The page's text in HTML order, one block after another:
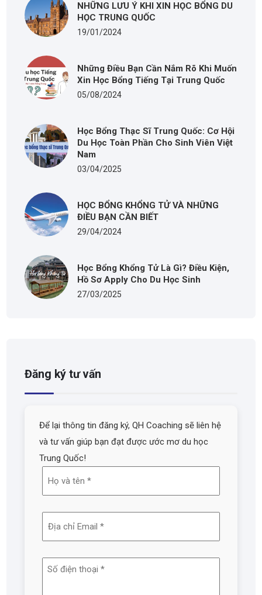
NHỮNG LƯU Ý KHI XIN HỌC BỔNG DU
HỌC TRUNG QUỐC
19/01/2024
Những Điều Bạn Cần Nắm Rõ Khi Muốn
Xin Học Bổng Tiếng Tại Trung Quốc
05/08/2024
Học Bổng Thạc Sĩ Trung Quốc: Cơ Hội
Du Học Toàn Phần Cho Sinh Viên Việt
Nam
03/04/2025
HỌC BỔNG KHỔNG TỬ VÀ NHỮNG
ĐIỀU BẠN CẦN BIẾT
29/04/2024
Học Bổng Khổng Tử Là Gì? Điều Kiện,
Hồ Sơ Apply Cho Du Học Sinh
27/03/2025
Đăng ký tư vấn
Để lại thông tin đăng ký, QH Coaching sẽ liên hệ
và tư vấn giúp bạn đạt được ước mơ du học
Trung Quốc!
tên
(Required)
email
(Required)
Số